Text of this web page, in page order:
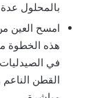
بالمحلول
امسح العين
هذه الخطوة
في
القطن